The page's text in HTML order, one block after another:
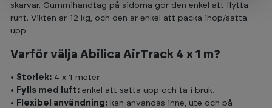
skarvar. Gummihandtag på sidorna gör den enkel att flytta
runt. Vikten är 12 kg, och den är enkel att packa ihop/sätta
upp.
Varför välja Abilica AirTrack 4 x 1 m?
• Storlek: 4 x 1 meter.
• Fylls med luft: enkel att sätta upp och ta i bruk.
• Flexibel användning: kan användas inne, ute och på